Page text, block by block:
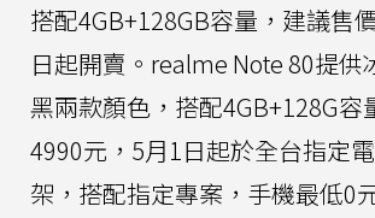
搭配4GB+128GB容量，建議售
日起開賣。realme Note 80提供
黑兩款顏色，搭配4GB+128G容
4990元，5月1日起於全台指定
架，搭配指定專案，手機最低0